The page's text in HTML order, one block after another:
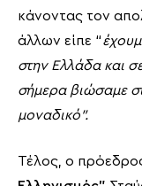
κάνοντας τον
άλλων είπε “
στην Ελλάδα και
σήμερα βιώσαμε
μοναδικό”.
Τέλος, ο